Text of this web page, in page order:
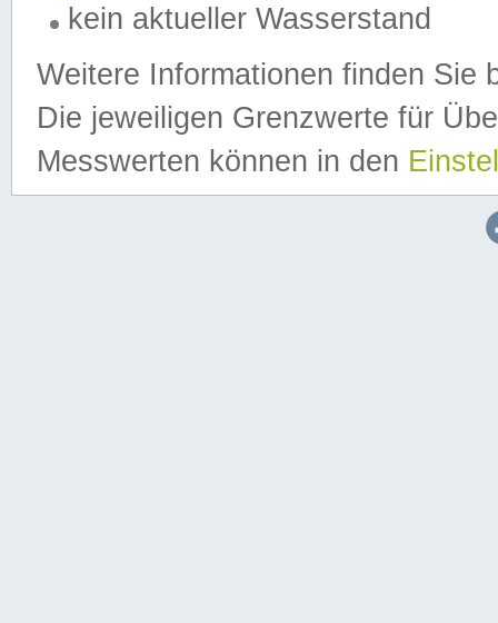
kein aktueller Wasserstand
Weitere Informationen finden Sie
Die jeweiligen Grenzwerte für
Messwerten können in den